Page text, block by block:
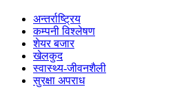
अन्तर्राष्ट्रिय
कम्पनी विश्लेषण
शेयर बजार
खेलकुद
स्वास्थ्य-जीवनशैली
सुरक्षा अपराध